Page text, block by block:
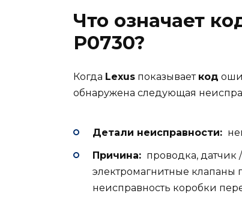
Что означает
P0730?
Когда Lexus показывает код
обнаружена следующая
Детали неисправности:
Причина: проводка,
электромагнитные клапаны
неисправность коробки